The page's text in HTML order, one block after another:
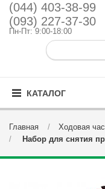
(044) 403-38-99
(093) 227-37-30
Пн-Пт: 9:00-18:00
КАТАЛОГ
Главная Ходовая
Набор для снятия